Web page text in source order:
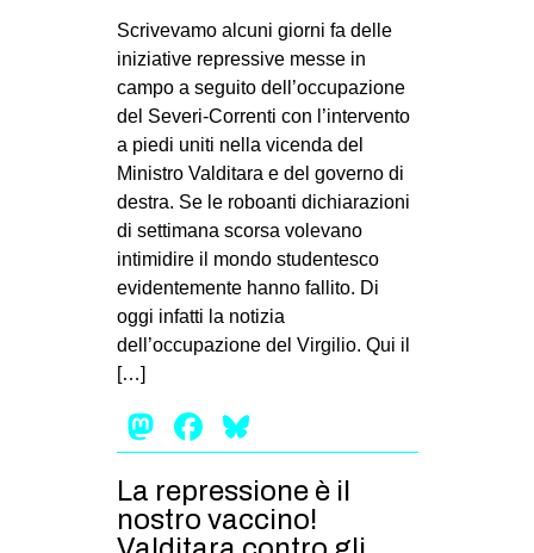
Scrivevamo alcuni giorni fa delle
iniziative repressive messe in
campo a seguito dell’occupazione
del Severi-Correnti con l’intervento
a piedi uniti nella vicenda del
Ministro Valditara e del governo di
destra. Se le roboanti dichiarazioni
di settimana scorsa volevano
intimidire il mondo studentesco
evidentemente hanno fallito. Di
oggi infatti la notizia
dell’occupazione del Virgilio. Qui il
[…]
Mastodon
Facebook
La repressione è il
nostro vaccino!